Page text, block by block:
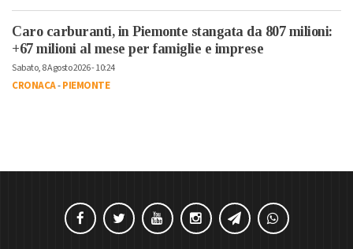
Caro carburanti, in Piemonte stangata da 807 milioni:
+67 milioni al mese per famiglie e imprese
Sabato, 8 Agosto 2026 - 10:24
CRONACA-PIEMONTE